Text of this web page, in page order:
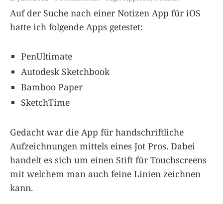
Auf der Suche nach einer Notizen App für iOS
hatte ich folgende Apps getestet:
PenUltimate
Autodesk Sketchbook
Bamboo Paper
SketchTime
Gedacht war die App für handschriftliche
Aufzeichnungen mittels eines Jot Pros. Dabei
handelt es sich um einen Stift für Touchscreens
mit welchem man auch feine Linien zeichnen
kann.